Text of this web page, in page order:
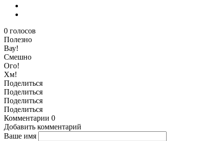
0 голосов
Полезно
Вау!
Смешно
Ого!
Хм!
Поделиться
Поделиться
Поделиться
Поделиться
Комментарии 0
Добавить комментарий
Ваше имя